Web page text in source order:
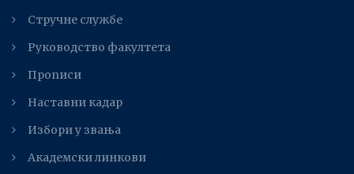
Стручне службе
Руководство факултета
Прописи
Наставни кадар
Избори у звања
Академски линкови